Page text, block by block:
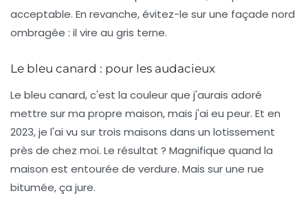
acceptable. En revanche, évitez-le sur une façade nord
ombragée : il vire au gris terne.
Le bleu canard : pour les audacieux
Le bleu canard, c'est la couleur que j'aurais adoré
mettre sur ma propre maison, mais j'ai eu peur. Et en
2023, je l'ai vu sur trois maisons dans un lotissement
près de chez moi. Le résultat ? Magnifique quand la
maison est entourée de verdure. Mais sur une rue
bitumée, ça jure.